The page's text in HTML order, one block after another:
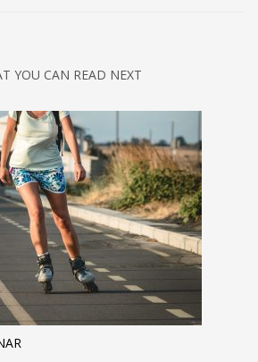
YOU CAN READ NEXT